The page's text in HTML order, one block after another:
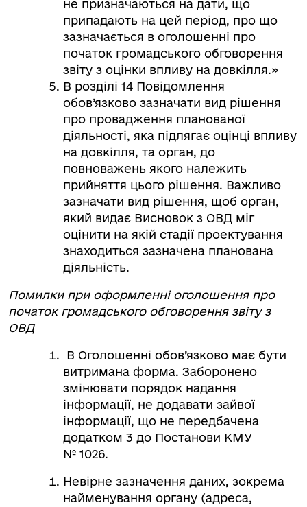
не призначаються на дати, що
припадають на цей період, про що
зазначається в оголошенні про
початок громадського обговорення
звіту з оцінки впливу на довкілля.»
В розділі 14 Повідомлення
обов’язково зазначати вид рішення
про провадження планованої
діяльності, яка підлягає оцінці впливу
на довкілля, та орган, до
повноважень якого належить
прийняття цього рішення. Важливо
зазначати вид рішення, щоб орган,
який видає Висновок з ОВД міг
оцінити на якій стадії проектування
знаходиться зазначена планована
діяльність.
Помилки при оформленні оголошення про
початок громадського обговорення звіту з
ОВД
В Оголошенні обов’язково має бути
витримана форма. Заборонено
змінювати порядок надання
інформації, не додавати зайвої
інформації, що не передбачена
додатком 3 до Постанови КМУ
№ 1026.
Невірне зазначення даних, зокрема
найменування органу (адреса,